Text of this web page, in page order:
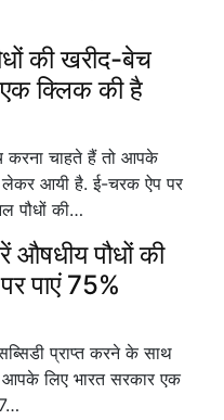
की खरीद-बेच
क्लिक की है
करना चाहते हैं तो आपके
लेकर आयी है. ई-चरक ऐप पर
पौधों की…
पौधों की
पाएं 75%
प्राप्त करने के साथ
लिए भारत सरकार एक